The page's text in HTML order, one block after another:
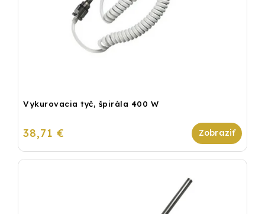
Vykurovacia tyč, špirála 400 W
38,71 €